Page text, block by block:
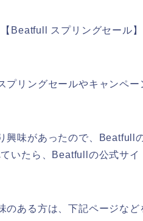
Beatfull スプリングセール
プリングセールやキャンペ
興味があったので、Beatfull
いたら、Beatfullの公式サ
のある方は、下記ページな